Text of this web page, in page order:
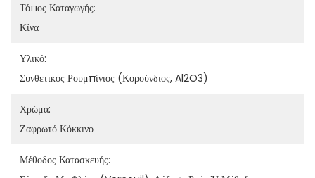
Τόπος Καταγωγής:
Κίνα
Υλικό:
Συνθετικός Ρουμπίνιος (κορούνδιος, Al2O3)
Χρώμα:
Ζαφρωτό Κόκκινο
Μέθοδος Κατασκευής: